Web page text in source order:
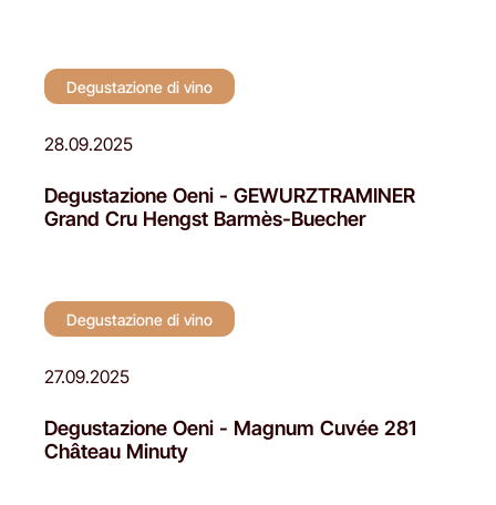
Degustazione di vino
28.09.2025
Degustazione Oeni - GEWURZTRAMINER
Grand Cru Hengst Barmès-Buecher
Degustazione di vino
27.09.2025
Degustazione Oeni - Magnum Cuvée 281
Château Minuty